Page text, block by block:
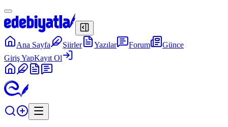
Ana Sayfa Şiirler Yazılar Forum
Günce
Giriş YapKayıt Ol